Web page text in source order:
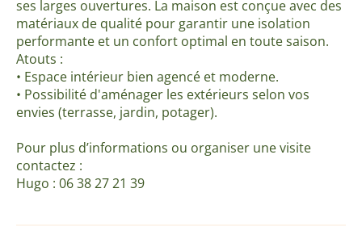
ses larges ouvertures. La maison est conçue avec des
matériaux de qualité pour garantir une isolation
performante et un confort optimal en toute saison.
Atouts :
• Espace intérieur bien agencé et moderne.
• Possibilité d'aménager les extérieurs selon vos
envies (terrasse, jardin, potager).
Pour plus d’informations ou organiser une visite
contactez :
Hugo : 06 38 27 21 39